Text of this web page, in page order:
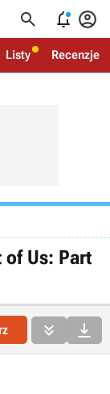
  
Listy Recenzje
of Us: Part
 